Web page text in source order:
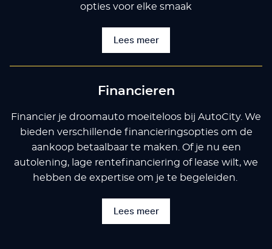
opties voor elke smaak
Lees meer
Financieren
Financier je droomauto moeiteloos bij AutoCity. We
bieden verschillende financieringsopties om de
aankoop betaalbaar te maken. Of je nu een
autolening, lage rentefinanciering of lease wilt, we
hebben de expertise om je te begeleiden.
Lees meer